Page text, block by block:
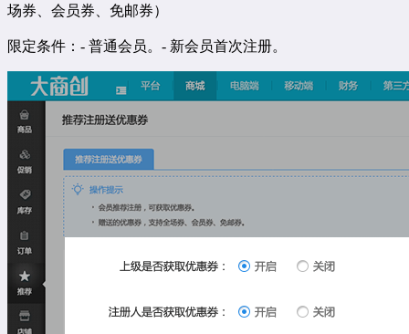
场券、会员券、免邮券）
限定条件：- 普通会员。- 新会员首次注册。